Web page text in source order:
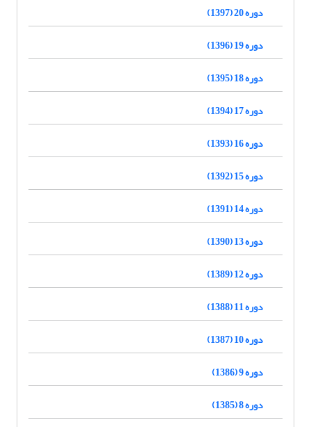
دوره 20 (1397)
دوره 19 (1396)
دوره 18 (1395)
دوره 17 (1394)
دوره 16 (1393)
دوره 15 (1392)
دوره 14 (1391)
دوره 13 (1390)
دوره 12 (1389)
دوره 11 (1388)
دوره 10 (1387)
دوره 9 (1386)
دوره 8 (1385)